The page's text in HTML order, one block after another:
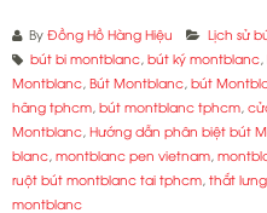
By Đồng Hồ Hàng Hiệu
Lịch sử
bút bi montblanc, bút ký montblanc,
Montblanc, Bút Montblanc, bút
hãng tphcm, bút montblanc tphcm,
Montblanc, Hướng dẫn phân biệt bút
blanc, montblanc pen vietnam,
ruột bút montblanc tai tphcm, thắt
montblanc